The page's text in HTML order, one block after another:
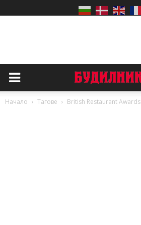
Начало Тагове British Restaurant Awards